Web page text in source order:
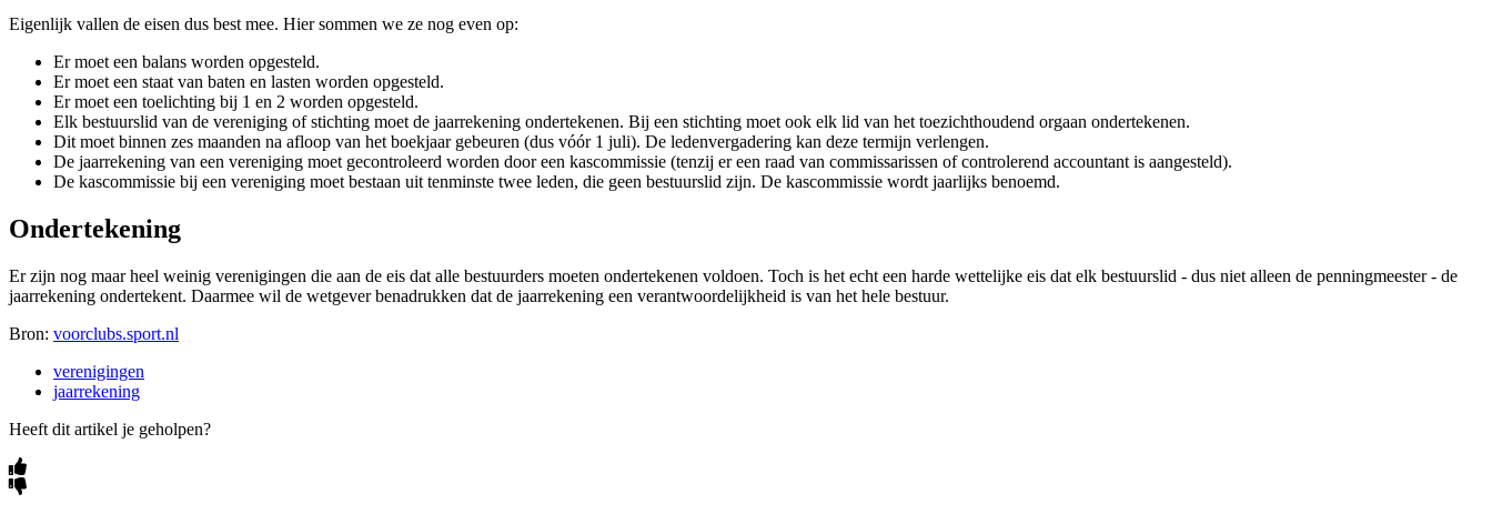
Eigenlijk vallen de eisen dus best mee. Hier sommen we ze nog even op:
Er moet een balans worden opgesteld.
Er moet een staat van baten en lasten worden opgesteld.
Er moet een toelichting bij 1 en 2 worden opgesteld.
Elk bestuurslid van de vereniging of stichting moet de jaarrekening ondertekenen. Bij een stichting moet ook elk lid van het toezichthoudend orgaan ondertekenen.
Dit moet binnen zes maanden na afloop van het boekjaar gebeuren (dus vóór 1 juli). De ledenvergadering kan deze termijn verlengen.
De jaarrekening van een vereniging moet gecontroleerd worden door een kascommissie (tenzij er een raad van commissarissen of controlerend accountant is aangesteld).
De kascommissie bij een vereniging moet bestaan uit tenminste twee leden, die geen bestuurslid zijn. De kascommissie wordt jaarlijks benoemd.
Ondertekening
Er zijn nog maar heel weinig verenigingen die aan de eis dat alle bestuurders moeten ondertekenen voldoen. Toch is het echt een harde wettelijke eis dat elk bestuurslid - dus niet alleen de penningmeester - de
jaarrekening ondertekent. Daarmee wil de wetgever benadrukken dat de jaarrekening een verantwoordelijkheid is van het hele bestuur.
Bron: voorclubs.sport.nl
verenigingen
jaarrekening
Heeft dit artikel je geholpen?